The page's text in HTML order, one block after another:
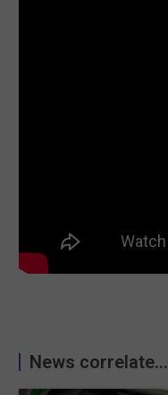
News correlate...